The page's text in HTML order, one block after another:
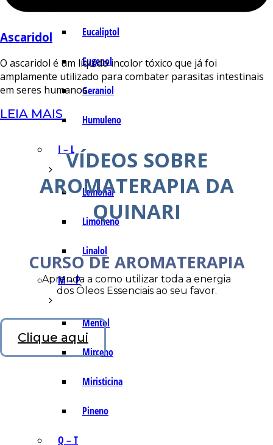
Eucaliptol
Eugenol
Geraniol
Humuleno
I – L
Lemonal
Limoneno
Linalol
M – P
Mentol
Mirceno
Miristicina
Pineno
Q – T
Ascaridol
O ascaridol é um líquido incolor tóxico que já foi
amplamente utilizado para combater parasitas intestinais
em seres humanos.
LEIA MAIS
VÍDEOS SOBRE
AROMATERAPIA DA
QUINARI
CURSO DE AROMATERAPIA
Aprenda a como utilizar toda a energia
dos Óleos Essenciais ao seu favor.
Clique aqui